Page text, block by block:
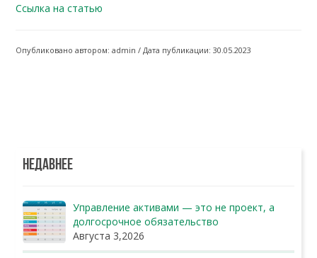
Ссылка на статью
Опубликовано автором: admin / Дата публикации: 30.05.2023
НЕДАВНЕЕ
Управление активами — это не проект, а
долгосрочное обязательство
Августа 3,2026